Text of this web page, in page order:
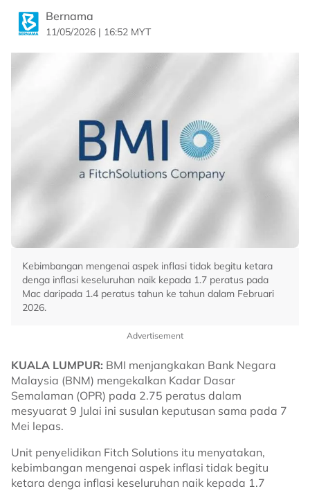
Bernama
11/05/2026 | 16:52 MYT
Kebimbangan mengenai aspek inflasi tidak begitu ketara
denga inflasi keseluruhan naik kepada 1.7 peratus pada
Mac daripada 1.4 peratus tahun ke tahun dalam Februari
2026.
Advertisement
KUALA LUMPUR: BMI menjangkakan Bank Negara
Malaysia (BNM) mengekalkan Kadar Dasar
Semalaman (OPR) pada 2.75 peratus dalam
mesyuarat 9 Julai ini susulan keputusan sama pada 7
Mei lepas.
Unit penyelidikan Fitch Solutions itu menyatakan,
kebimbangan mengenai aspek inflasi tidak begitu
ketara denga inflasi keseluruhan naik kepada 1.7